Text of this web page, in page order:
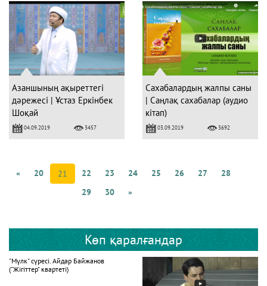
Азаншының ақыреттегі
дәрежесі | Ұстаз Еркінбек
Шоқай
04.09.2019 3457
Сахабалардың жалпы саны
| Саңлақ сахабалар (аудио
кітап)
03.09.2019 3692
« 20 21 22 23 24 25 26 27
28
29
30 »
Көп қаралғандар
"Мүлк" сүресі. Айдар Байжанов
("Жігіттер" квартеті)